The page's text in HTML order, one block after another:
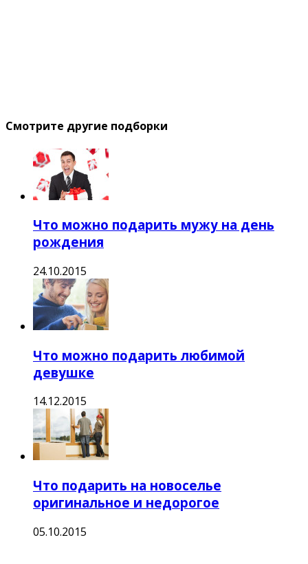
Смотрите другие подборки
Что можно подарить мужу на день
рождения
24.10.2015
Что можно подарить любимой
девушке
14.12.2015
Что подарить на новоселье
оригинальное и недорогое
05.10.2015